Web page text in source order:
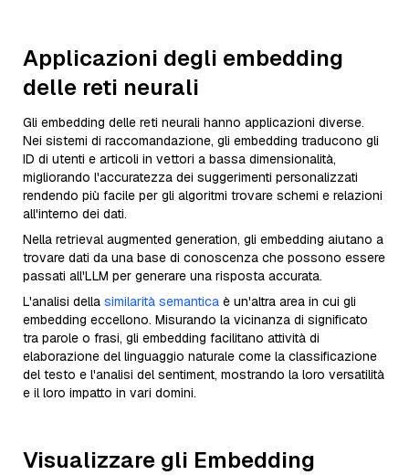
Applicazioni degli embedding
delle reti neurali
Gli embedding delle reti neurali hanno applicazioni diverse.
Nei sistemi di raccomandazione, gli embedding traducono gli
ID di utenti e articoli in vettori a bassa dimensionalità,
migliorando l'accuratezza dei suggerimenti personalizzati
rendendo più facile per gli algoritmi trovare schemi e relazioni
all'interno dei dati.
Nella retrieval augmented generation, gli embedding aiutano a
trovare dati da una base di conoscenza che possono essere
passati all'LLM per generare una risposta accurata.
L'analisi della similarità semantica è un'altra area in cui gli
embedding eccellono. Misurando la vicinanza di significato
tra parole o frasi, gli embedding facilitano attività di
elaborazione del linguaggio naturale come la classificazione
del testo e l'analisi del sentiment, mostrando la loro versatilità
e il loro impatto in vari domini.
Visualizzare gli Embedding